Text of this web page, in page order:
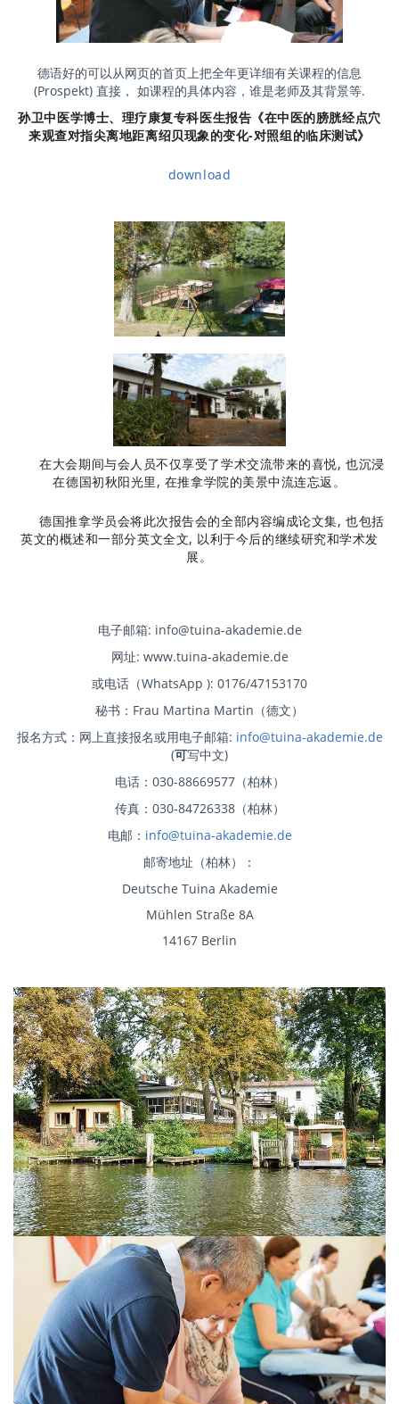
德语好的可以从网页的首页上把全年更详细有关课程的信息
(Prospekt) 直接， 如课程的具体内容，谁是老师及其背景等.
孙卫中医学博士、理疗康复专科医生报告《在中医的膀胱经点穴
来观查对指尖离地距离绍贝现象的变化-对照组的临床测试》
download
在大会期间与会人员不仅享受了学术交流带来的喜悦, 也沉浸
在德国初秋阳光里, 在推拿学院的美景中流连忘返。
德国推拿学员会将此次报告会的全部内容编成论文集, 也包括
英文的概述和一部分英文全文, 以利于今后的继续研究和学术发
展。
电子邮箱: info@tuina-akademie.de
网址: www.tuina-akademie.de
或电话（WhatsApp ): 0176/47153170
秘书：Frau Martina Martin（德文）
报名方式：网上直接报名或用电子邮箱: info@tuina-akademie.de
(可写中文)
电话：030-88669577（柏林）
传真：030-84726338（柏林）
电邮： info@tuina-akademie.de
邮寄地址（柏林）：
Deutsche Tuina Akademie
Mühlen Straße 8A
14167 Berlin